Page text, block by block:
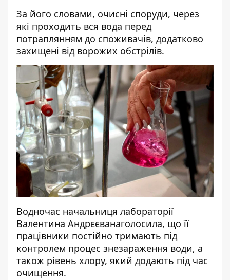
За його словами, очисні споруди, через
які проходить вся вода перед
потраплянням до споживачів, додатково
захищені від ворожих обстрілів.
Водночас начальниця лабораторії
Валентина Андрєєванаголосила, що її
працівники постійно тримають під
контролем процес знезараження води, а
також рівень хлору, який додають під час
очищення.